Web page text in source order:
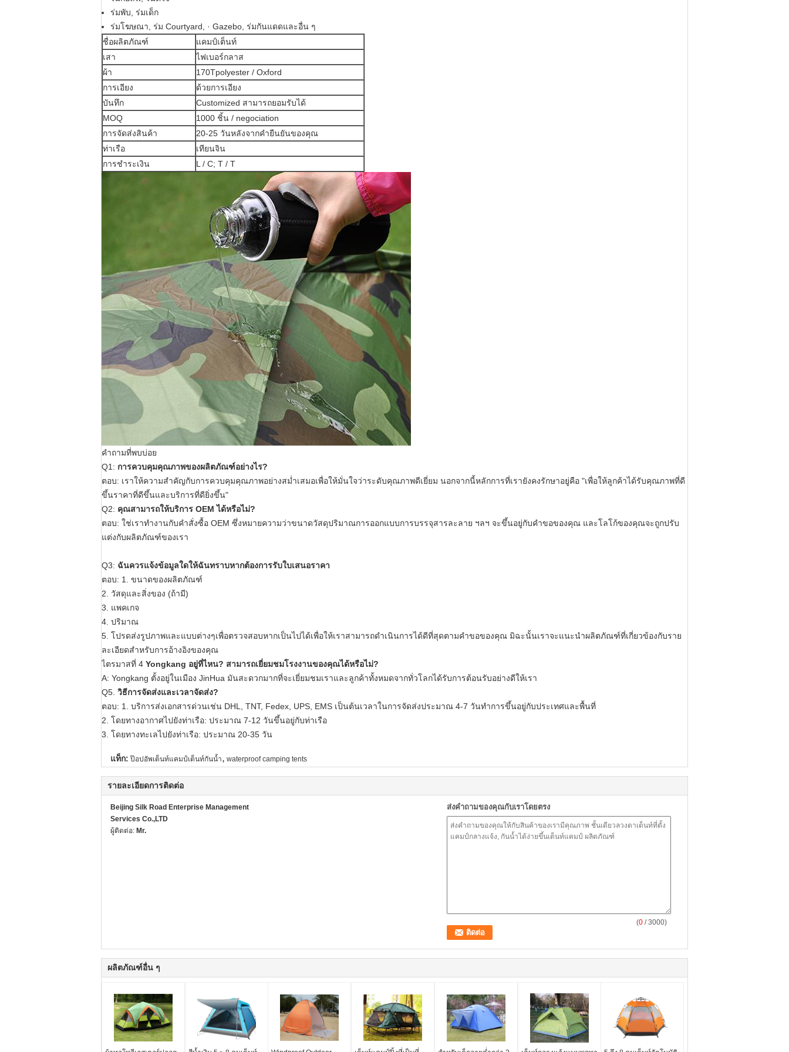
ร่มพับ, ร่มเด็ก
ร่มโฆษณา, ร่ม Courtyard, · Gazebo, ร่มกันแดดและอื่น ๆ
ชื่อผลิตภัณฑ์
แคมป์เต็นท์
เสา
ไฟเบอร์กลาส
ผ้า
170Tpolyester / Oxford
การเอียง
ด้วยการเอียง
บันทึก
Customized สามารถยอมรับได้
MOQ
1000 ชิ้น / negociation
การจัดส่งสินค้า
20-25 วันหลังจากคำยืนยันของคุณ
ท่าเรือ
เทียนจิน
การชำระเงิน
L / C; T / T
คำถามที่พบบ่อย
Q1: การควบคุมคุณภาพของผลิตภัณฑ์อย่างไร?
ตอบ: เราให้ความสำคัญกับการควบคุมคุณภาพอย่างสม่ำเสมอเพื่อให้มั่นใจว่าระดับคุณภาพดีเยี่ยม นอกจากนี้หลักการที่เรายังคงรักษาอยู่คือ "เพื่อให้ลูกค้าได้รับคุณภาพที่ดี
ขึ้นราคาที่ดีขึ้นและบริการที่ดียิ่งขึ้น"
Q2: คุณสามารถให้บริการ OEM ได้หรือไม่?
ตอบ: ใช่เราทำงานกับคำสั่งซื้อ OEM ซึ่งหมายความว่าขนาดวัสดุปริมาณการออกแบบการบรรจุสารละลาย ฯลฯ จะขึ้นอยู่กับคำขอของคุณ และโลโก้ของคุณจะถูกปรับ
แต่งกับผลิตภัณฑ์ของเรา
Q3: ฉันควรแจ้งข้อมูลใดให้ฉันทราบหากต้องการรับใบเสนอราคา
ตอบ: 1. ขนาดของผลิตภัณฑ์
2. วัสดุและสิ่งของ (ถ้ามี)
3. แพคเกจ
4. ปริมาณ
5. โปรดส่งรูปภาพและแบบต่างๆเพื่อตรวจสอบหากเป็นไปได้เพื่อให้เราสามารถดำเนินการได้ดีที่สุดตามคำขอของคุณ มิฉะนั้นเราจะแนะนำผลิตภัณฑ์ที่เกี่ยวข้องกับราย
ละเอียดสำหรับการอ้างอิงของคุณ
ไตรมาสที่ 4 Yongkang อยู่ที่ไหน? สามารถเยี่ยมชมโรงงานของคุณได้หรือไม่?
A: Yongkang ตั้งอยู่ในเมือง JinHua มันสะดวกมากที่จะเยี่ยมชมเราและลูกค้าทั้งหมดจากทั่วโลกได้รับการต้อนรับอย่างดีให้เรา
Q5. วิธีการจัดส่งและเวลาจัดส่ง?
ตอบ: 1. บริการส่งเอกสารด่วนเช่น DHL, TNT, Fedex, UPS, EMS เป็นต้นเวลาในการจัดส่งประมาณ 4-7 วันทำการขึ้นอยู่กับประเทศและพื้นที่
2. โดยทางอากาศไปยังท่าเรือ: ประมาณ 7-12 วันขึ้นอยู่กับท่าเรือ
3. โดยทางทะเลไปยังท่าเรือ: ประมาณ 20-35 วัน
แท็ก: ป๊อปอัพเต็นท์แคมป์เต็นท์กันน้ำ, waterproof camping tents
รายละเอียดการติดต่อ
Beijing Silk Road Enterprise Management
Services Co.,LTD
ผู้ติดต่อ: Mr.
ส่งคำถามของคุณกับเราโดยตรง
(0 / 3000)
ผลิตภัณฑ์อื่น ๆ